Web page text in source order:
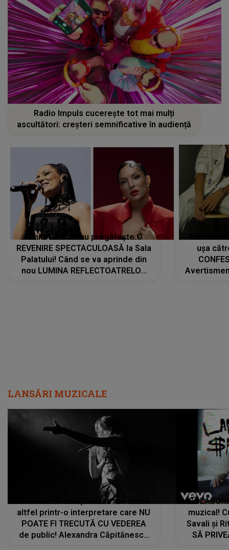
Radio Impuls cucerește tot mai mulți
ascultători: creșteri semnificative în audiență
Tania Turtureanu pregătește O
REVENIRE SPECTACULOASĂ la Sala
Palatului! Când se va aprinde din
nou LUMINA REFLECTOATRELOR
ușa
LANSĂRI MUZICALE
De această dată, "Dilaila" se simte
altfel printr-o interpretare care NU
POATE FI TRECUTĂ CU VEDEREA
de public! Alexandra Căpitănescu
muzical!
Savali și
SĂ